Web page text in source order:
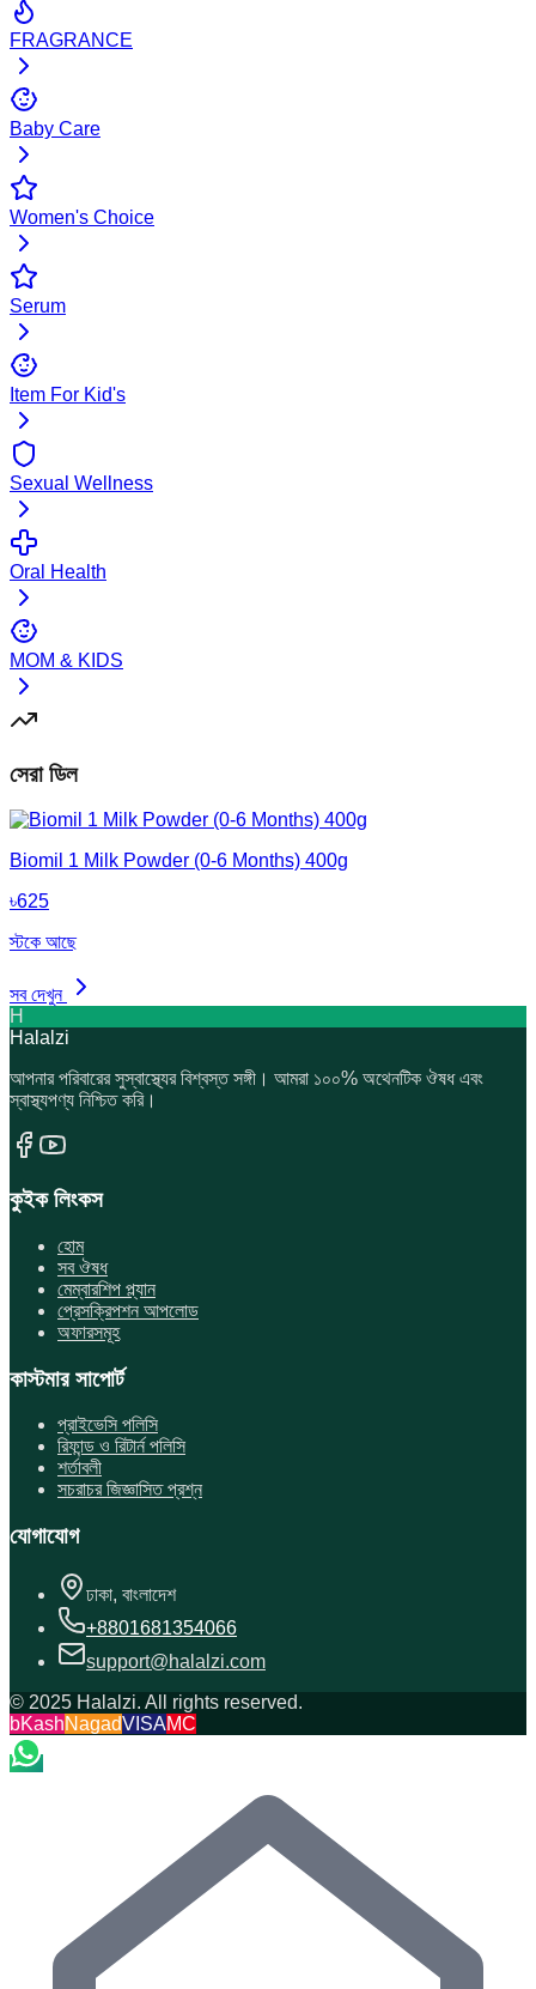
FRAGRANCE
Baby Care
Women's Choice
Serum
Item For Kid's
Sexual Wellness
Oral Health
MOM & KIDS
সেরা ডিল
Biomil 1 Milk Powder (0-6 Months) 400g
৳625
স্টকে আছে
সব দেখুন
H
Halalzi
আপনার পরিবারের সুস্বাস্থ্যের বিশ্বস্ত সঙ্গী। আমরা ১০০% অথেনটিক ঔষধ এবং
স্বাস্থ্যপণ্য নিশ্চিত করি।
কুইক লিংকস
হোম
সব ঔষধ
মেম্বারশিপ প্ল্যান
প্রেসক্রিপশন আপলোড
অফারসমূহ
কাস্টমার সাপোর্ট
প্রাইভেসি পলিসি
রিফান্ড ও রিটার্ন পলিসি
শর্তাবলী
সচরাচর জিজ্ঞাসিত প্রশ্ন
যোগাযোগ
ঢাকা, বাংলাদেশ
+8801681354066
support@halalzi.com
© 2025 Halalzi. All rights reserved.
bKashNagadVISAMC